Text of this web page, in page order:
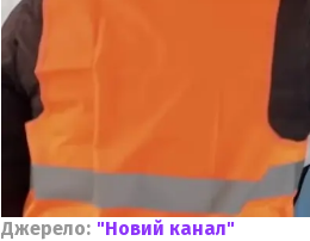
Джерело: "Новий канал"